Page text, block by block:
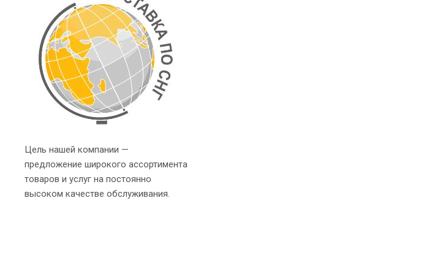
Цель нашей компании —
предложение широкого ассортимента
товаров и услуг на постоянно
высоком качестве обслуживания.